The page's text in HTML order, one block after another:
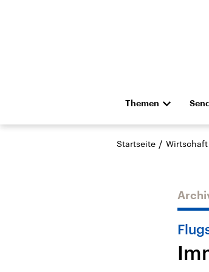
Themen
Die Nachrichten
Hörspiel und
Startseite /